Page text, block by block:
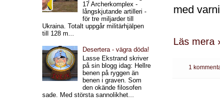
med
Läs mera
1
17 Archerkomplex -
långskjutande artilleri -
för tre miljarder till
Ukraina. Totalt uppgår militärhjälpen
till 128 m...
Desertera - vägra döda!
Lasse Ekstrand skriver
på sin blogg idag: Hellre
benen på ryggen än
benen i graven. Som
den okände filosofen
sade. Med största sannolikhet...